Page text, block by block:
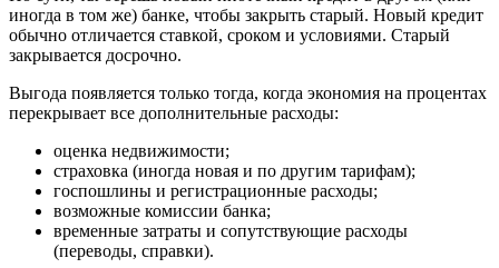
иногда в том же) банке, чтобы закрыть старый. Новый кредит
обычно отличается ставкой, сроком и условиями. Старый
закрывается досрочно.
Выгода появляется только тогда, когда экономия на процентах
перекрывает все дополнительные расходы:
оценка недвижимости;
страховка (иногда новая и по другим тарифам);
госпошлины и регистрационные расходы;
возможные комиссии банка;
временные затраты и сопутствующие расходы
(переводы, справки).